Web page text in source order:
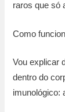
raros que só
Como
Vou explicar
dentro do
imunológico: